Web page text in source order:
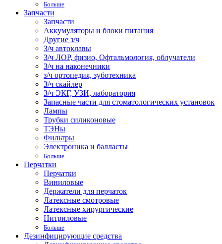
Больше
Запчасти
Запчасти
Аккумуляторы и блоки питания
Другие з/ч
З/ч автоклавы
З/ч ЛОР, физио, Офтальмология, облучатели
З/ч на наконечники
з/ч ортопедия, зуботехника
З/ч скайлер
З/ч ЭКГ, УЗИ, лаборатория
Запасные части для стоматологических установок
Лампы
Трубки силиконовые
ТЭНы
Фильтры
Электроника и балласты
Больше
Перчатки
Перчатки
Виниловые
Держатели для перчаток
Латексные смотровые
Латексные хирургические
Нитриловые
Больше
Дезинфицирующие средства